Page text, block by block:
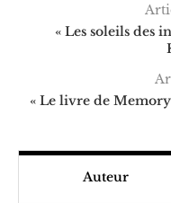
« Les soleils des
« Le livre de
Auteur